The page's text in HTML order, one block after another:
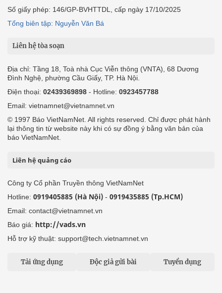
Số giấy phép: 146/GP-BVHTTDL, cấp ngày 17/10/2025
Tổng biên tập: Nguyễn Văn Bá
Liên hệ tòa soạn
Địa chỉ: Tầng 18, Toà nhà Cục Viễn thông (VNTA), 68 Dương
Đình Nghệ, phường Cầu Giấy, TP. Hà Nội.
Điện thoại: 02439369898 - Hotline: 0923457788
Email: vietnamnet@vietnamnet.vn
© 1997 Báo VietNamNet. All rights reserved. Chỉ được phát hành
lại thông tin từ website này khi có sự đồng ý bằng văn bản của
báo VietNamNet.
Liên hệ quảng cáo
Công ty Cổ phần Truyền thông VietNamNet
Hotline: 0919405885 (Hà Nội) - 0919435885 (Tp.HCM)
Email: contact@vietnamnet.vn
Báo giá: http://vads.vn
Hỗ trợ kỹ thuật: support@tech.vietnamnet.vn
Tải ứng dụng Độc giả gửi bài Tuyển dụng